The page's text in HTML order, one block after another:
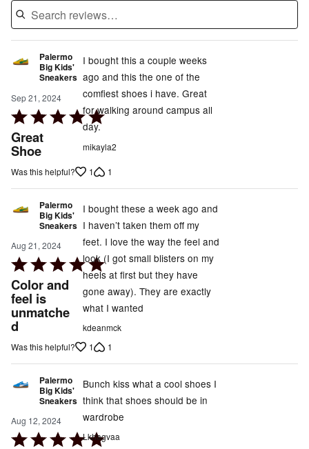
Palermo
Big Kids'
Sneakers
Sep 21, 2024
Rated
5
out
Great
Shoe
I bought this a couple weeks
ago and this the one of the
comfiest shoes i have. Great
for walking around campus all
day.
mikayla2
Was this helpful? 1 1
Palermo
Big Kids'
Sneakers
Aug 21, 2024
Rated
5
out
of
5
Color and
feel is
unmatche
d
I bought these a week ago and
I haven’t taken them off my
feet. I love the way the feel and
look (I got small blisters on my
heels at first but they have
gone away). They are exactly
what I wanted
kdeanmck
Was this helpful?
1 1
Palermo
Big Kids'
Sneakers
Aug 12, 2024
Rated
Bunch kiss what a cool shoes I
think that shoes should be in
wardrobe
Lkhagvaa